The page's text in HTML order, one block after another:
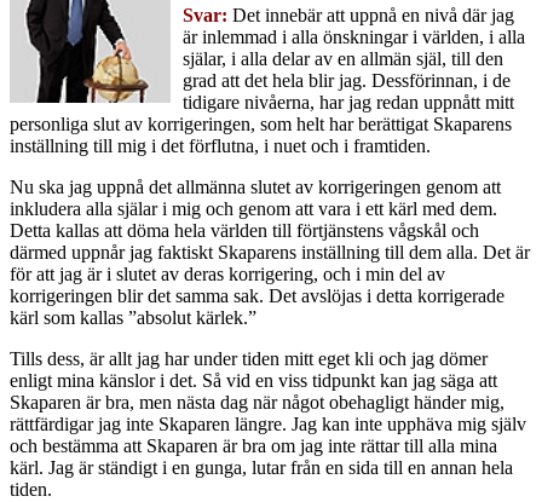
Svar: Det innebär att uppnå en nivå där jag
är inlemmad i alla önskningar i världen, i alla
själar, i alla delar av en allmän själ, till den
grad att det hela blir jag. Dessförinnan, i de
tidigare nivåerna, har jag redan uppnått mitt
personliga slut av korrigeringen, som helt har berättigat Skaparens
inställning till mig i det förflutna, i nuet och i framtiden.
Nu ska jag uppnå det allmänna slutet av korrigeringen genom att
inkludera alla själar i mig och genom att vara i ett kärl med dem.
Detta kallas att döma hela världen till förtjänstens vågskål och
därmed uppnår jag faktiskt Skaparens inställning till dem alla. Det är
för att jag är i slutet av deras korrigering, och i min del av
korrigeringen blir det samma sak. Det avslöjas i detta korrigerade
kärl som kallas ”absolut kärlek.”
Tills dess, är allt jag har under tiden mitt eget kli och jag dömer
enligt mina känslor i det. Så vid en viss tidpunkt kan jag säga att
Skaparen är bra, men nästa dag när något obehagligt händer mig,
rättfärdigar jag inte Skaparen längre. Jag kan inte upphäva mig själv
och bestämma att Skaparen är bra om jag inte rättar till alla mina
kärl. Jag är ständigt i en gunga, lutar från en sida till en annan hela
tiden.